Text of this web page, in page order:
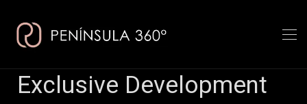
Exclusive Development